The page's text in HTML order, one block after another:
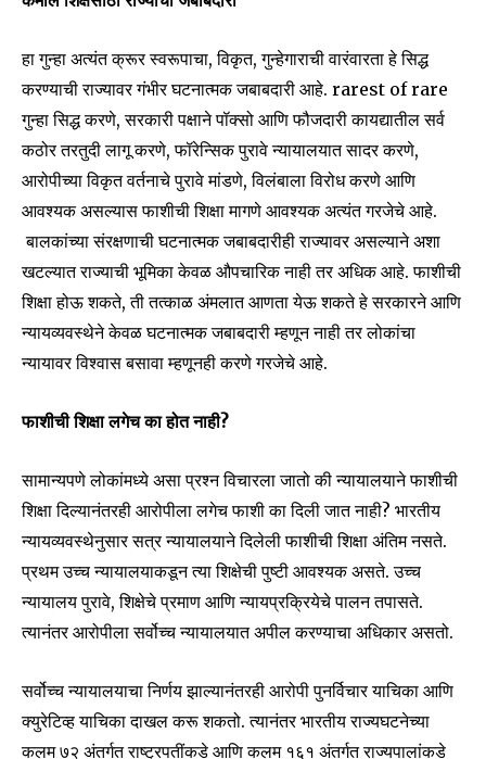
6,300
Fans
32,111
Followers
75
Followers
हा गुन्हा अत्यंत क्रूर स्वरूपाचा, विकृत, गुन्हेगाराची वारंवारता हे सिद्ध
करण्याची राज्यावर गंभीर घटनात्मक जबाबदारी आहे. rarest of rare
गुन्हा सिद्ध करणे, सरकारी पक्षाने पॉक्सो आणि फौजदारी कायद्यातील सर्व
कठोर तरतुदी लागू करणे, फॉरेन्सिक पुरावे न्यायालयात सादर करणे,
आरोपीच्या विकृत वर्तनाचे पुरावे मांडणे, विलंबाला विरोध करणे आणि
आवश्यक असल्यास फाशीची शिक्षा मागणे आवश्यक अत्यंत गरजेचे आहे.
बालकांच्या संरक्षणाची घटनात्मक जबाबदारीही राज्यावर असल्याने अशा
खटल्यात राज्याची भूमिका केवळ औपचारिक नाही तर अधिक आहे. फाशीची
शिक्षा होऊ शकते, ती तत्काळ अंमलात आणता येऊ शकते हे सरकारने आणि
न्यायव्यवस्थेने केवळ घटनात्मक जबाबदारी म्हणून नाही तर लोकांचा
न्यायावर विश्वास बसावा म्हणूनही करणे गरजेचे आहे.
फाशीची शिक्षा लगेच का होत नाही?
सामान्यपणे लोकांमध्ये असा प्रश्न विचारला जातो की न्यायालयाने फाशीची
शिक्षा दिल्यानंतरही आरोपीला लगेच फाशी का दिली जात नाही? भारतीय
न्यायव्यवस्थेनुसार सत्र न्यायालयाने दिलेली फाशीची शिक्षा अंतिम नसते.
प्रथम उच्च न्यायालयाकडून त्या शिक्षेची पुष्टी आवश्यक असते. उच्च
न्यायालय पुरावे, शिक्षेचे प्रमाण आणि न्यायप्रक्रियेचे पालन तपासते.
त्यानंतर आरोपीला सर्वोच्च न्यायालयात अपील करण्याचा अधिकार असतो.
सर्वोच्च न्यायालयाचा निर्णय झाल्यानंतरही आरोपी पुनर्विचार याचिका आणि
क्युरेटिव्ह याचिका दाखल करू शकतो. त्यानंतर भारतीय राज्यघटनेच्या
कलम ७२ अंतर्गत राष्ट्रपतींकडे आणि कलम १६१ अंतर्गत राज्यपालांकडे